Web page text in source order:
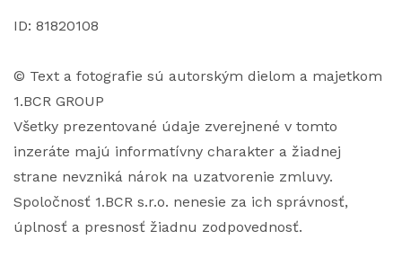
ID: 81820108
© Text a fotografie sú autorským dielom a majetkom
1.BCR GROUP
Všetky prezentované údaje zverejnené v tomto
inzeráte majú informatívny charakter a žiadnej
strane nevzniká nárok na uzatvorenie zmluvy.
Spoločnosť 1.BCR s.r.o. nenesie za ich správnosť,
úplnosť a presnosť žiadnu zodpovednosť.